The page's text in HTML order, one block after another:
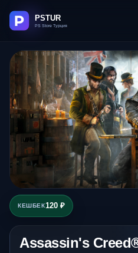
КЕШБЕК120 ₽
Assassin's